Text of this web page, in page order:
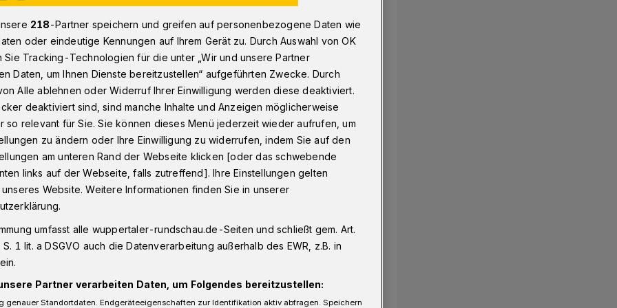
Fahrradfahrerin (17) nach Vollbremsung verletzt
nach
verletzt
am Mittwochmorgen (13. Mai
Allee sucht die Wuppertaler Polizei
218-Partner speichern und greifen auf personenbezogene Daten wie
oder eindeutige Kennungen auf Ihrem Gerät zu. Durch Auswahl von OK
Sie Tracking-Technologien für die unter „Wir und unsere Partner
Daten, um Ihnen Dienste bereitzustellen“ aufgeführten Zwecke. Durch
Alle ablehnen oder Widerruf Ihrer Einwilligung werden diese deaktiviert.
deaktiviert sind, sind manche Inhalte und Anzeigen möglicherweise
so relevant für Sie. Sie können dieses Menü jederzeit wieder aufrufen, um
zu ändern oder Ihre Einwilligung zu widerrufen, indem Sie auf den
am unteren Rand der Webseite klicken [oder das schwebende
links auf der Webseite, falls zutreffend]. Ihre Einstellungen gelten
Website. Weitere Informationen finden Sie in unserer
umfasst alle wuppertaler-rundschau.de-Seiten und schließt gem. Art.
1 lit. a DSGVO auch die Datenverarbeitung außerhalb des EWR, z.B. in
Partner verarbeiten Daten, um Folgendes bereitzustellen:
genauer Standortdaten. Endgeräteeigenschaften zur Identifikation aktiv abfragen. Speichern